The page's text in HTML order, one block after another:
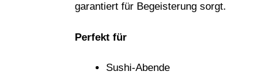
garantiert für Begeisterung sorgt.
Perfekt für
Sushi-Abende